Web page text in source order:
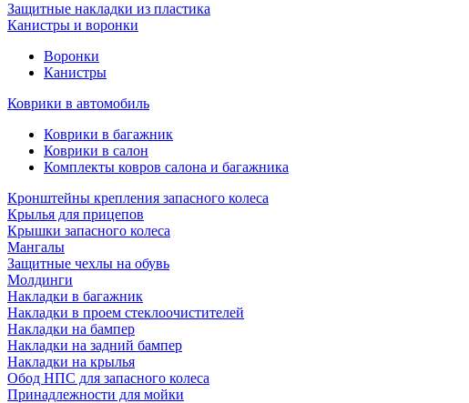
Защитные накладки из пластика
Канистры и воронки
Воронки
Канистры
Коврики в автомобиль
Коврики в багажник
Коврики в салон
Комплекты ковров салона и багажника
Кронштейны крепления запасного колеса
Крылья для прицепов
Крышки запасного колеса
Мангалы
Защитные чехлы на обувь
Молдинги
Накладки в багажник
Накладки в проем стеклоочистителей
Накладки на бампер
Накладки на задний бампер
Накладки на крылья
Обод НПС для запасного колеса
Принадлежности для мойки